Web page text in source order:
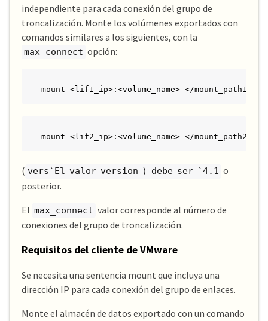
independiente para cada conexión del grupo de
troncalización. Monte los volúmenes exportados con
comandos similares a los siguientes, con la
max_connect opción:
mount <lif1_ip>:<volume_name> </mount_path1> -
mount <lif2_ip>:<volume_name> </mount_path2> -
( vers`El valor version ) debe ser `4.1 o
posterior.
El max_connect valor corresponde al número de
conexiones del grupo de troncalización.
Requisitos del cliente de VMware
Se necesita una sentencia mount que incluya una
dirección IP para cada conexión del grupo de enlaces.
Monte el almacén de datos exportado con un comando